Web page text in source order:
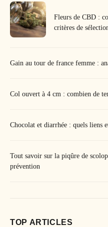
Fleurs de CBD :
critères de
Gain au tour de france femme :
Col ouvert à 4 cm : combien de
Chocolat et diarrhée : quels liens
Tout savoir sur la piqûre de
prévention
TOP ARTICLES